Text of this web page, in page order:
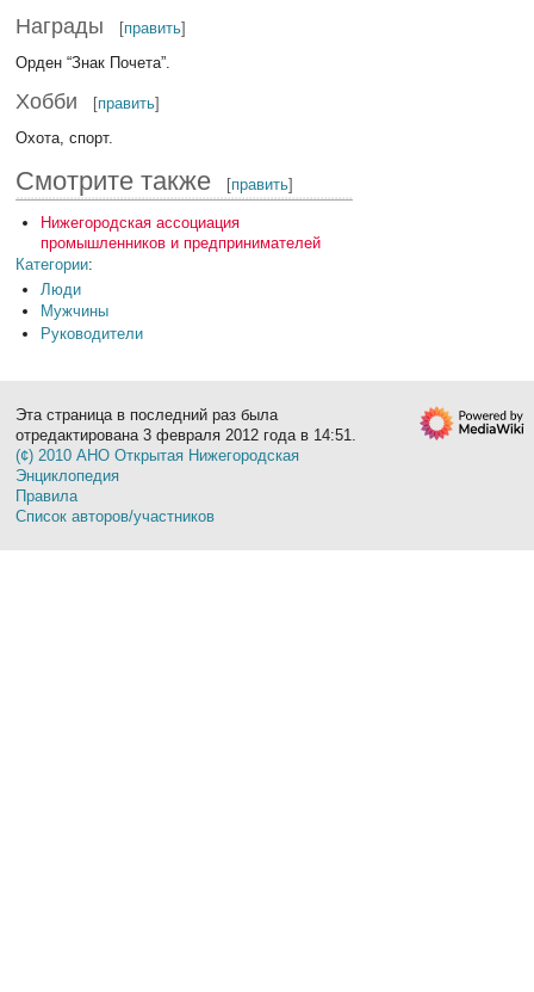
Награды [править]
Орден “Знак Почета”.
Хобби [править]
Охота, спорт.
Смотрите также [править]
Нижегородская ассоциация
промышленников и предпринимателей
Категории:
Люди
Мужчины
Руководители
Эта страница в последний раз была
отредактирована 3 февраля 2012 года в 14:51.
(¢) 2010 АНО Открытая Нижегородская
Энциклопедия
Правила
Список авторов/участников